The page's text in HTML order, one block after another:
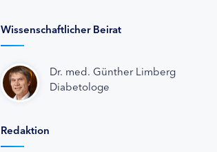
Wissenschaftlicher Beirat
Dr. med. Günther Limberg
Diabetologe
Redaktion